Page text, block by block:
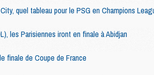
quel tableau pour le PSG en Champions
les Parisiennes iront en finale à Abidjan
finale de Coupe de France